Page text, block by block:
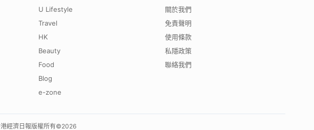
U Lifestyle
Travel
HK
Beauty
Food
Blog
e-zone
關於我們
免責聲明
使用條款
私隱政策
聯絡我們
經濟日報版權所有©2026